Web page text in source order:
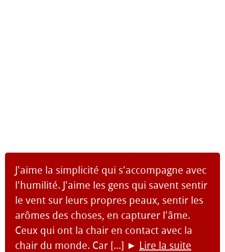
J'aime la simplicité qui s'accompagne avec
l'humilité. J'aime les gens qui savent sentir
le vent sur leurs propres peaux, sentir les
arômes des choses, en capturer l'âme.
Ceux qui ont la chair en contact avec la
chair du monde. Car [...] ► Lire la suite